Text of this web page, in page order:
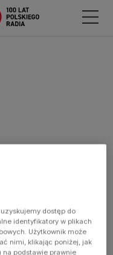
dostęp do
identyfikatory w plikach
Użytkownik może
nimi, klikając poniżej, jak
na podstawie prawnie